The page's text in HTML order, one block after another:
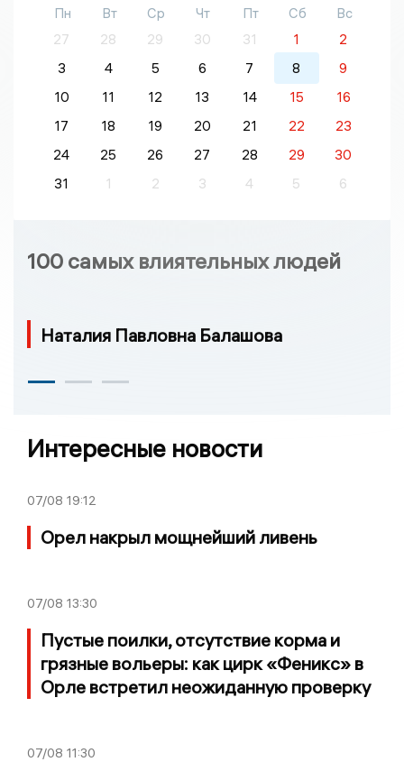
Пн Вт Ср Чт Пт Сб
Вс
27
28 29 30 31 1
2
3
4 5 6 7 8
9
10
11 12 13 14 15
16
17
18 19 20 21 22
23
24
25 26 27 28 29
30
31
1 2 3 4 5 6
100 самых влиятельных людей
Наталия Павловна Балашова
Интересные новости
07/08 19:12
Орел накрыл мощнейший ливень
07/08 13:30
Пустые поилки, отсутствие корма и
грязные вольеры: как цирк «Феникс» в
Орле встретил неожиданную проверку
07/08 11:30